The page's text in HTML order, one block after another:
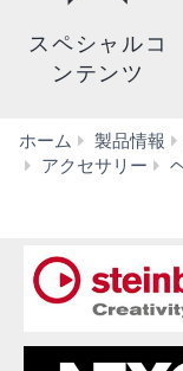
スペシャルコ
ンテンツ
ホーム 製品情報
アクセサリー